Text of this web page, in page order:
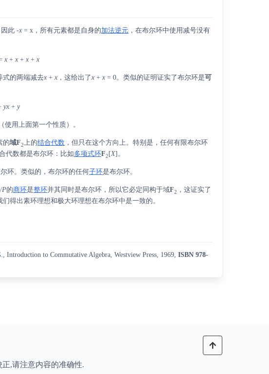
此 -x = x，所有元素都是自身的加法逆元 ，在布尔环中使用减号没有
x +x +x +x
式的两端减去x +x ，这给出了x +x = 0。类似的证明证实了布尔环是可
yx +y
（使用上面第一个性质）。
的域F2上的结合代数 ，但只在这个方向上。特别是，任何有限布尔环
代数都是布尔环：比如多项式环F2 [X]。
环。类似的，布尔环的任何子环是布尔环。
/P的商环是整环并其同时是布尔环，所以它必定同构于域F2
，这证实了
得出素环理想和极大环理想在布尔环中是一致的。
, Introduction to Commutative Algebra, Westview Press, 1969,ISBN 978-
,请注意内容的准确性.